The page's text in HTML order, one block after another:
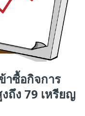
าซื้อกิจการ
ถึง 79 เหรียญ